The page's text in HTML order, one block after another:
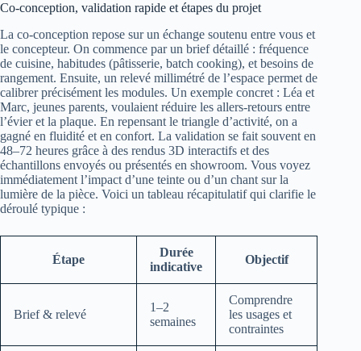
Co‑conception, validation rapide et étapes du projet
La co-conception repose sur un échange soutenu entre vous et
le concepteur. On commence par un brief détaillé : fréquence
de cuisine, habitudes (pâtisserie, batch cooking), et besoins de
rangement. Ensuite, un relevé millimétré de l’espace permet de
calibrer précisément les modules. Un exemple concret : Léa et
Marc, jeunes parents, voulaient réduire les allers-retours entre
l’évier et la plaque. En repensant le triangle d’activité, on a
gagné en fluidité et en confort. La validation se fait souvent en
48–72 heures grâce à des rendus 3D interactifs et des
échantillons envoyés ou présentés en showroom. Vous voyez
immédiatement l’impact d’une teinte ou d’un chant sur la
lumière de la pièce. Voici un tableau récapitulatif qui clarifie le
déroulé typique :
Étape
Durée
indicative
Objectif
Brief & relevé
1–2
semaines
Comprendre
les usages et
contraintes